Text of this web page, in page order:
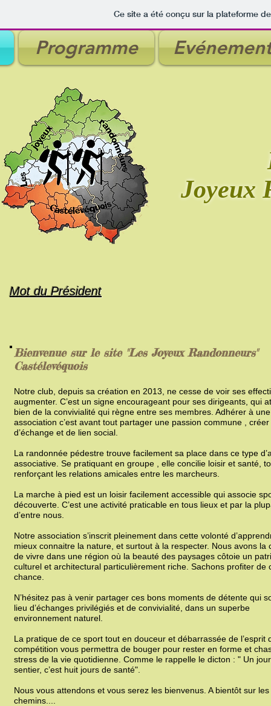
Ce site a été conçu sur la plateforme
Programme
Joyeux
Mot du Président
Bienvenue sur le site "Les Joyeux Randonneurs"
Castélevéquois
Notre club, depuis sa création en 2013, ne cesse de voir ses
augmenter. C’est un signe encourageant pour ses dirigeants, qui
bien de la convivialité qui règne entre ses membres. Adhérer à une
association c’est avant tout partager une passion commune ,
d’échange et de lien social.
La randonnée pédestre trouve facilement sa place dans ce type
associative. Se pratiquant en groupe , elle concilie loisir et santé,
renforçant les relations amicales entre les marcheurs.
La marche à pied est un loisir facilement accessible qui associe
découverte. C’est une activité praticable en tous lieux et par la
d’entre nous.
Notre association s’inscrit pleinement dans cette volonté
mieux connaitre la nature, et surtout à la respecter. Nous avons la
de vivre dans une région où la beauté des paysages côtoie un
culturel et architectural particulièrement riche. Sachons profiter de
chance.
N’hésitez pas à venir partager ces bons moments de détente qui
lieu d’échanges privilégiés et de convivialité, dans un superbe
environnement naturel.
La pratique de ce sport tout en douceur et débarrassée de l’esprit
compétition vous permettra de bouger pour rester en forme et
stress de la vie quotidienne. Comme le rappelle le dicton : " Un
sentier, c’est huit jours de santé".
Nous vous attendons et vous serez les bienvenus. A bientôt sur les
chemins....